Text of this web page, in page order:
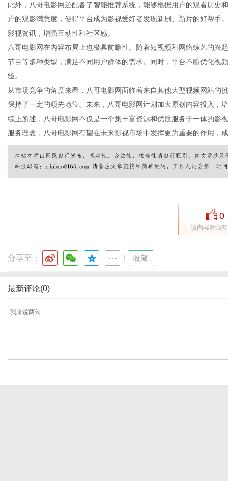
此外，八哥电影网还配备了智能推荐系统，能够根据用户的观看历史
户的观影满意度，使得平台成为影视爱好者发现新剧、新片的好帮
影视资讯，增强互动性和社区感。
八哥电影网在内容布局上也极具前瞻性。随着短视频和网络综艺的兴
节目等多种类型，满足不同用户群体的需求。同时，平台不断优化视
验。
从市场竞争的角度来看，八哥电影网面临着来自其他大型视频网站的
保持了一定的领先地位。未来，八哥电影网计划加大原创内容投入，
综上所述，八哥电影网不仅是一个集丰富资源和优质服务于一体的影
服务理念，八哥电影网有望在未来影视市场中发挥更为重要的作用，
0
该内容对我
分享至： 收藏
最新评论(0)